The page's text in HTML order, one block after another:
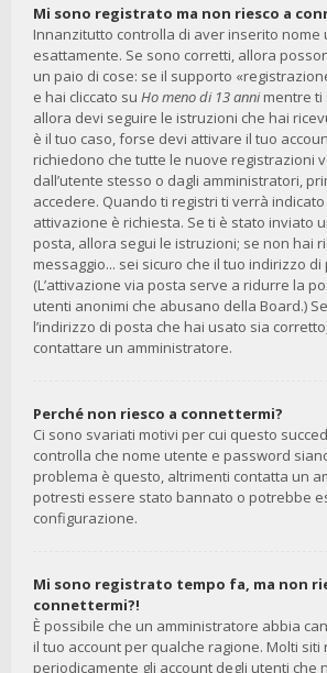
Mi sono registrato ma non riesco a
Innanzitutto controlla di aver inserito nome
esattamente. Se sono corretti, allora
un paio di cose: se il supporto
e hai cliccato su Ho meno di 13 annimentre ti
allora devi seguire le istruzioni che hai
è il tuo caso, forse devi attivare il tuo
richiedono che tutte le nuove registrazioni
dall’utente stesso o dagli amministratori,
accedere. Quando ti registri ti verrà
attivazione è richiesta. Se ti è stato inviato
posta, allora segui le istruzioni; se non hai
messaggio... sei sicuro che il tuo indirizzo
(L’attivazione via posta serve a ridurre la
utenti anonimi che abusano della Board.)
l’indirizzo di posta che hai usato sia
contattare un amministratore.
Perché non riesco a connettermi?
Ci sono svariati motivi per cui questo
controlla che nome utente e password
problema è questo, altrimenti contatta un
potresti essere stato bannato o potrebbe
configurazione.
Mi sono registrato tempo fa, ma non
connettermi?!
È possibile che un amministratore abbia
il tuo account per qualche ragione. Molti siti
periodicamente gli account degli utenti che